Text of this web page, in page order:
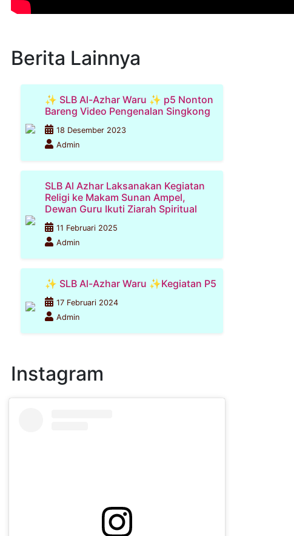
Berita Lainnya
✨ SLB Al-Azhar Waru ✨ p5 Nonton
Bareng Video Pengenalan Singkong
18 Desember 2023
Admin
SLB Al Azhar Laksanakan Kegiatan
Religi ke Makam Sunan Ampel,
Dewan Guru Ikuti Ziarah Spiritual
11 Februari 2025
Admin
✨ SLB Al-Azhar Waru ✨Kegiatan P5
17 Februari 2024
Admin
Instagram